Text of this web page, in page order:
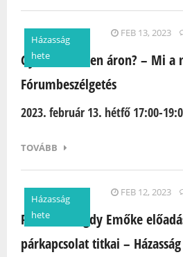
Házasság
hete
FEB 13, 2023
Gyerek minden áron? – Mi a
Fórumbeszélgetés
2023. február 13. hétfő 17:00-
TOVÁBB
Házasság
hete
FEB 12, 2023
Prof. Dr. Bagdy Emőke
párkapcsolat titkai –